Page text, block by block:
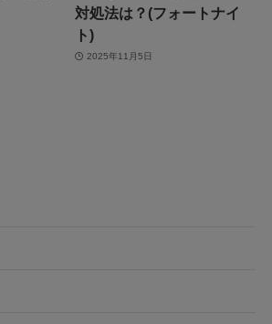
対処法は？(フォートナイ
ト)
2025年11月5日